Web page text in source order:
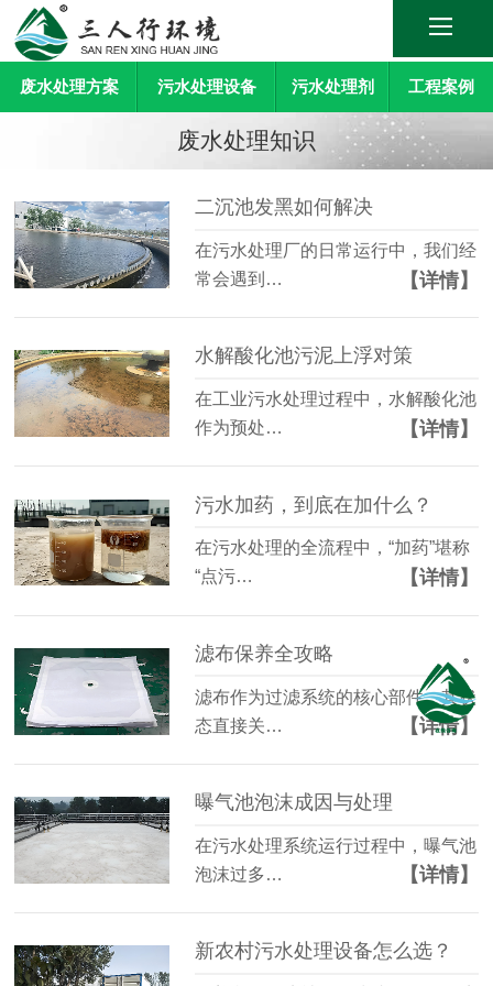
废水处理方案 污水处理设备 污水处理剂 工程案例
废水处理知识
二沉池发黑如何解决
在污水处理厂的日常运行中，我们经
常会遇到…
【详情】
水解酸化池污泥上浮对策
在工业污水处理过程中，水解酸化池
作为预处…
【详情】
污水加药，到底在加什么？
在污水处理的全流程中，“加药”堪称
“点污…
【详情】
滤布保养全攻略
滤布作为过滤系统的核心部件，其状
态直接关…
【详情】
曝气池泡沫成因与处理
在污水处理系统运行过程中，曝气池
泡沫过多…
【详情】
新农村污水处理设备怎么选？